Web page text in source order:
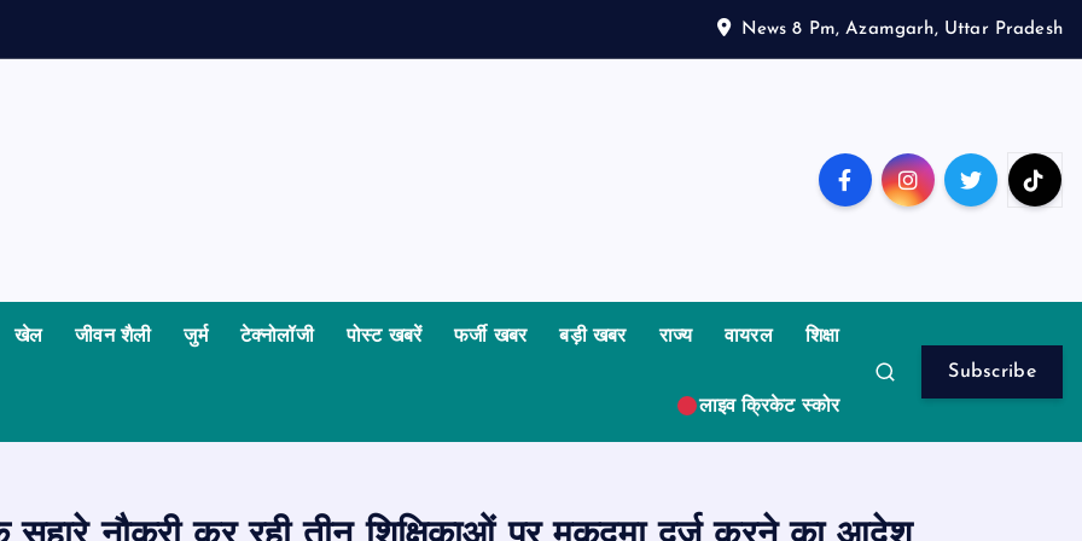
News 8 Pm, Azamgarh, Uttar Pradesh
खेल जीवन शैली जुर्म टेक्नोलॉजी पोस्ट खबरें फर्जी खबर बड़ी खबर राज्य वायरल शिक्षा
लाइव क्रिकेट स्कोर
Subscribe